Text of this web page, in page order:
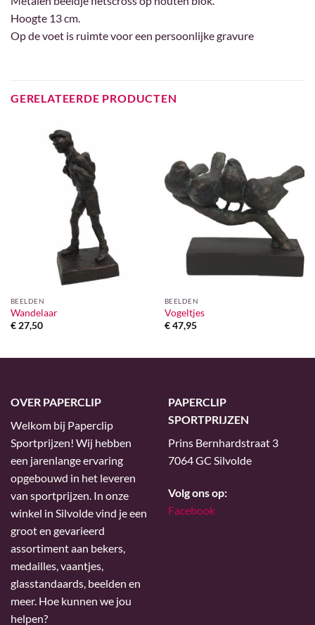
Hoogte 13 cm.
Op de voet is ruimte voor een persoonlijke gravure
GERELATEERDE PRODUCTEN
BEELDEN
Wandelaar
€27,50
BEELDEN
Vogeltjes
€47,95
OVER PAPERCLIP
Welkom bij Paperclip
Sportprijzen! Wij hebben
een jarenlange ervaring
opgebouwd in het leveren
van sportprijzen. In onze
winkel in Silvolde vind je een
groot en gevarieerd
assortiment aan bekers,
medailles, vaantjes,
glasstandaards, beelden en
meer. Hoe kunnen we jou
helpen?
PAPERCLIP
SPORTPRIJZEN
Prins Bernhardstraat 3
7064 GC Silvolde
Volg ons op:
Facebook